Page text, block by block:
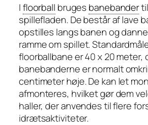
Ifloorball bruges banebander
spillefladen. De består af lave
opstilles langs banen og
ramme om spillet.
floorballbane er 40 x 20 meter,
banebanderne er normalt
centimeter høje. De kan let
afmonteres, hvilket gør dem
haller, der anvendes til flere
idrætsaktiviteter.